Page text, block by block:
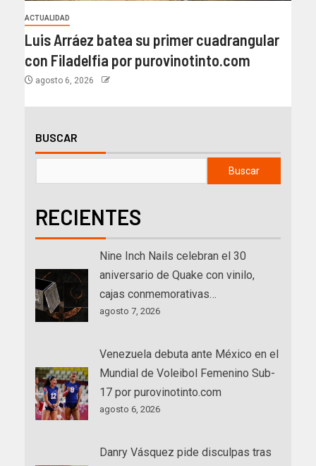
ACTUALIDAD
Luis Arráez batea su primer cuadrangular
con Filadelfia por purovinotinto.com
agosto 6, 2026
BUSCAR
Buscar
RECIENTES
Nine Inch Nails celebran el 30
aniversario de Quake con vinilo,
cajas conmemorativas…
agosto 7, 2026
Venezuela debuta ante México en el
Mundial de Voleibol Femenino Sub-
17 por purovinotinto.com
agosto 6, 2026
Danry Vásquez pide disculpas tras